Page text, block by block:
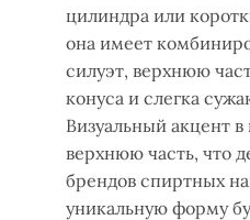
цилиндра или
она имеет
силуэт, верхнюю
конуса и слегка
Визуальный акцент
верхнюю часть, что
брендов спиртных
уникальную форму